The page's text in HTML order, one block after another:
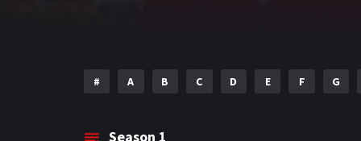
# A B C D E F G
Season 1